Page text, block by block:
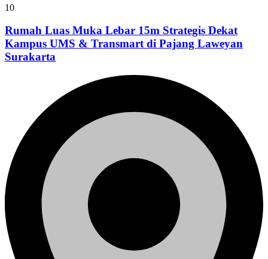
10
Rumah Luas Muka Lebar 15m Strategis Dekat
Kampus UMS & Transmart di Pajang Laweyan
Surakarta